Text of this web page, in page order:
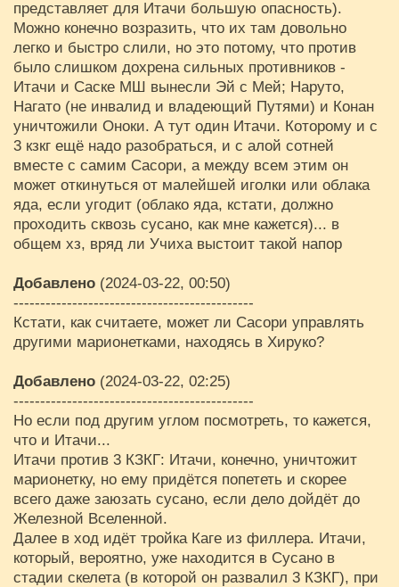
представляет для Итачи большую опасность).
Можно конечно возразить, что их там довольно
легко и быстро слили, но это потому, что против
было слишком дохрена сильных противников -
Итачи и Саске МШ вынесли Эй с Мей; Наруто,
Нагато (не инвалид и владеющий Путями) и Конан
уничтожили Оноки. А тут один Итачи. Которому и с
3 кзкг ещё надо разобраться, и с алой сотней
вместе с самим Сасори, а между всем этим он
может откинуться от малейшей иголки или облака
яда, если угодит (облако яда, кстати, должно
проходить сквозь сусано, как мне кажется)... в
общем хз, вряд ли Учиха выстоит такой напор
Добавлено (2024-03-22, 00:50)
---------------------------------------------
Кстати, как считаете, может ли Сасори управлять
другими марионетками, находясь в Хируко?
Добавлено (2024-03-22, 02:25)
---------------------------------------------
Но если под другим углом посмотреть, то кажется,
что и Итачи...
Итачи против 3 КЗКГ: Итачи, конечно, уничтожит
марионетку, но ему придётся попететь и скорее
всего даже заюзать сусано, если дело дойдёт до
Железной Вселенной.
Далее в ход идёт тройка Каге из филлера. Итачи,
который, вероятно, уже находится в Сусано в
стадии скелета (в которой он развалил 3 КЗКГ), при